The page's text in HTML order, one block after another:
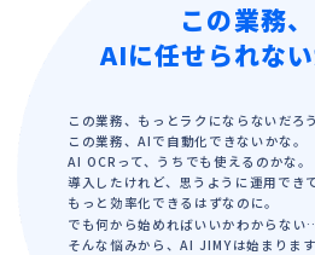
この業務、
AIに任せられな
この業務、もっとラクにならないだろ
この業務、AIで自動化できないかな。
AI OCRって、うちでも使えるのかな。
導入したけれど、思うように運用でき
もっと効率化できるはずなのに。
でも何から始めればいいかわからない
そんな悩みから、AI JIMYは始まります